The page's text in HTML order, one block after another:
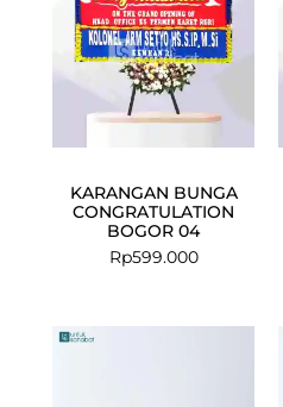
KARANGAN BUNGA
CONGRATULATION
BOGOR 04
Rp599.000